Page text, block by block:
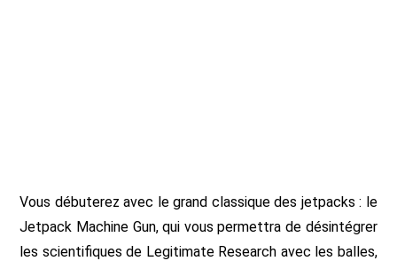
Vous débuterez avec le grand classique des jetpacks : le
Jetpack Machine Gun, qui vous permettra de désintégrer
les scientifiques de Legitimate Research avec les balles,